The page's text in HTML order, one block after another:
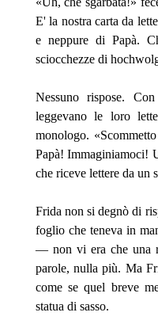
E' la nostra carta da
e neppure di Papà.
sciocchezze di
Nessuno rispose.
leggevano le loro
monologo.
Papà! Immaginiamoci!
che riceve lettere da un
Frida non si degnò di
foglio che teneva in
— non vi era che una
parole, nulla più. Ma
come se quel breve
statua di sasso.